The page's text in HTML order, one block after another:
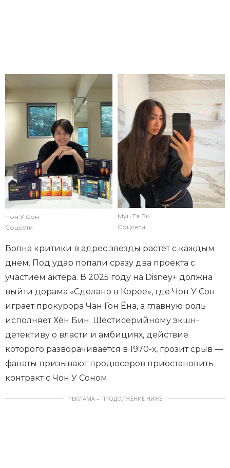
Чон У Сон
Соцсети
Мун Га Би
Соцсети
Волна критики в адрес звезды растет с каждым
днем. Под удар попали сразу два проекта с
участием актера. В 2025 году на Disney+ должна
выйти дорама «Сделано в Корее», где Чон У Сон
играет прокурора Чан Гон Ёна, а главную роль
исполняет Хён Бин. Шестисерийному экшн-
детективу о власти и амбициях, действие
которого разворачивается в 1970-х, грозит срыв —
фанаты призывают продюсеров приостановить
контракт с Чон У Соном.
РЕКЛАМА – ПРОДОЛЖЕНИЕ НИЖЕ